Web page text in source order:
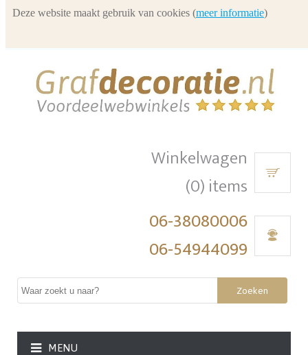
Winkelwagen
(0) items
06-38080006
06-54944099
Zoeken
MENU
Deze website maakt gebruik van cookies (meer informatie)